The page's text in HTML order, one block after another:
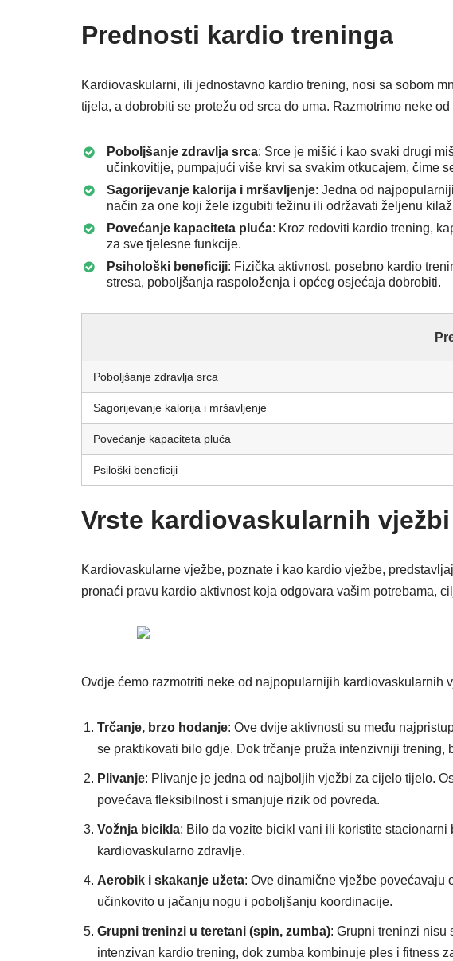
Prednosti kardio treninga
Kardiovaskularni, ili jednostavno kardio trening, nosi sa sobom
tijela, a dobrobiti se protežu od srca do uma. Razmotrimo neke
Poboljšanje zdravlja srca: Srce je mišić i kao svaki drugi
učinkovitije, pumpajući više krvi sa svakim otkucajem, čime
Sagorijevanje kalorija i mršavljenje: Jedna od
način za one koji žele izgubiti težinu ili održavati željenu
Povećanje kapaciteta pluća: Kroz redoviti kardio trening,
za sve tjelesne funkcije.
Psihološki beneficiji: Fizička aktivnost, posebno kardio
stresa, poboljšanja raspoloženja i općeg osjećaja dobrobiti.
Poboljšanje zdravlja srca
Sagorijevanje kalorija i mršavljenje
Povećanje kapaciteta pluća
Psiloški beneficiji
Vrste kardiovaskularnih vježbi
Kardiovaskularne vježbe, poznate i kao kardio vježbe,
pronaći pravu kardio aktivnost koja odgovara vašim potrebama,
Ovdje ćemo razmotriti neke od najpopularnijih kardiovaskularnih
Trčanje, brzo hodanje: Ove dvije aktivnosti su među
se praktikovati bilo gdje. Dok trčanje pruža intenzivniji
Plivanje: Plivanje je jedna od najboljih vježbi za cijelo tijelo.
povećava fleksibilnost i smanjuje rizik od povreda.
Vožnja bicikla: Bilo da vozite bicikl vani ili koristite
kardiovaskularno zdravlje.
Aerobik i skakanje užeta: Ove dinamične vježbe povećavaju
učinkovito u jačanju nogu i poboljšanju koordinacije.
Grupni treninzi u teretani (spin, zumba): Grupni treninzi nisu
intenzivan kardio trening, dok zumba kombinuje ples i fitness